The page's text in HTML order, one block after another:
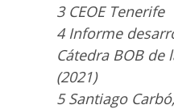
3 CEOE Tenerife
4 Informe
Cátedra BOB de
(2021)
5 Santiago